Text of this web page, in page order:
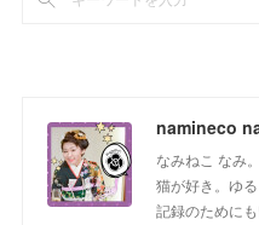
namineco
なみねこ なみ
猫が好き。ゆ
記録のためにも